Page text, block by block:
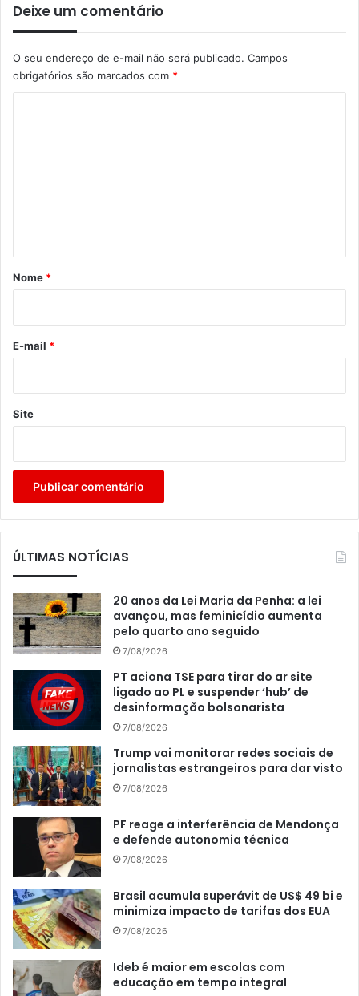
Deixe um comentário
O seu endereço de e-mail não será publicado. Campos
obrigatórios são marcados com *
r
*
Nome *
E-mail *
Site
ÚLTIMAS NOTÍCIAS
20 anos da Lei Maria da Penha: a lei
avançou, mas feminicídio aumenta
pelo quarto ano seguido
7/08/2026
PT aciona TSE para tirar do ar site
ligado ao PL e suspender ‘hub’ de
desinformação bolsonarista
7/08/2026
Trump vai monitorar redes sociais de
jornalistas estrangeiros para dar visto
7/08/2026
PF reage a interferência de Mendonça
e defende autonomia técnica
7/08/2026
Brasil acumula superávit de US$ 49 bi e
minimiza impacto de tarifas dos EUA
7/08/2026
Ideb é maior em escolas com
educação em tempo integral